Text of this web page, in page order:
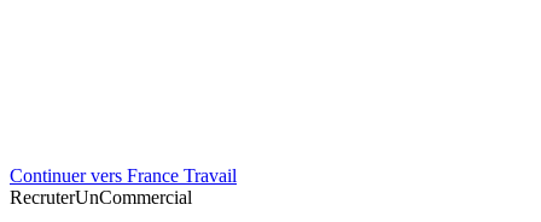
Continuer vers France Travail
RecruterUnCommercial